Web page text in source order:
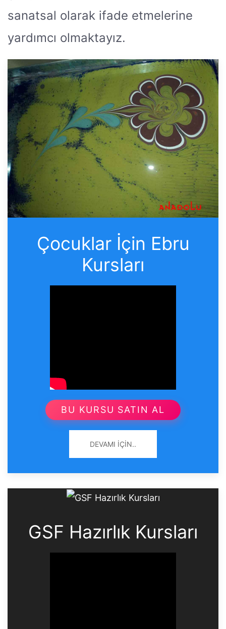
sanatsal olarak ifade etmelerine
yardımcı olmaktayız.
Çocuklar İçin Ebru
Kursları
BU KURSU SATIN AL
DEVAMI İÇIN..
GSF Hazırlık Kursları